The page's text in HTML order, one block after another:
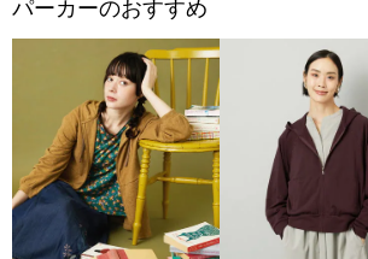
パーカーのおすすめ